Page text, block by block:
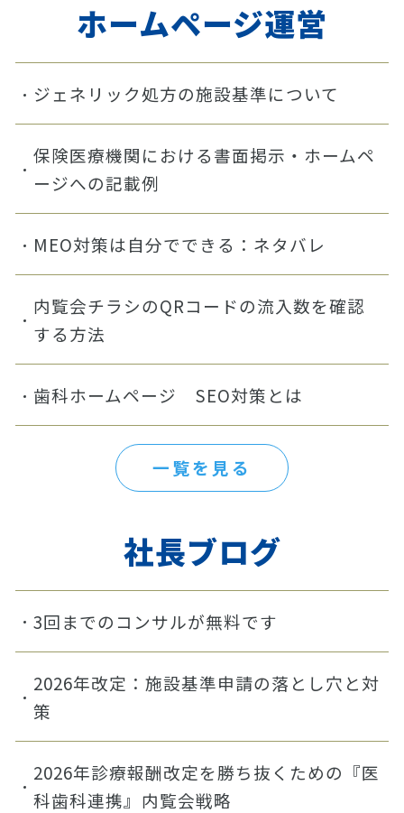
ホームページ運営
ジェネリック処方の施設基準について
保険医療機関における書面掲示・ホームペ
ージへの記載例
MEO対策は自分でできる：ネタバレ
内覧会チラシのQRコードの流入数を確認
する方法
歯科ホームページ SEO対策とは
一覧を見る
社長ブログ
3回までのコンサルが無料です
2026年改定：施設基準申請の落とし穴と対
策
2026年診療報酬改定を勝ち抜くための『医
科歯科連携』内覧会戦略